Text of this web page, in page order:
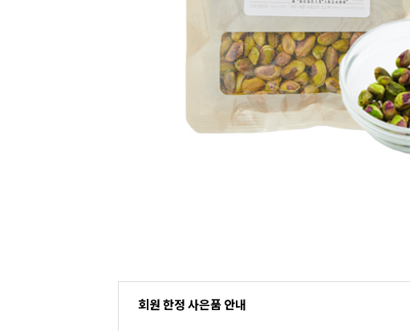
회원 한정 사은품 안내